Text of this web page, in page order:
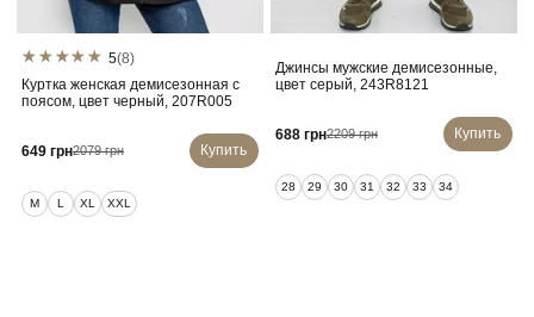
5(8)
Куртка женская демисезонная с
поясом, цвет черный, 207R005
649 грн2079 грн Купить
M L XL XXL
Джинсы мужские демисезонные,
цвет серый, 243R8121
688 грн2209 грн Купить
28 29 30 31 32 33 34